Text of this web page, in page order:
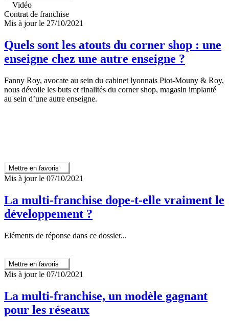
Vidéo
Contrat de franchise
Mis à jour le 27/10/2021
Quels sont les atouts du corner shop : une
enseigne chez une autre enseigne ?
Fanny Roy, avocate au sein du cabinet lyonnais Piot-Mouny & Roy,
nous dévoile les buts et finalités du corner shop, magasin implanté
au sein d’une autre enseigne.
Mettre en favoris
Mis à jour le 07/10/2021
La multi-franchise dope-t-elle vraiment le
développement ?
Eléments de réponse dans ce dossier...
Mettre en favoris
Mis à jour le 07/10/2021
La multi-franchise, un modèle gagnant
pour les réseaux